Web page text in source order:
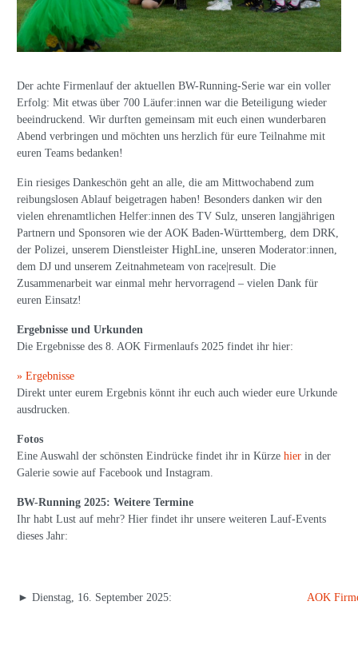
Der achte Firmenlauf der aktuellen BW-Running-Serie war ein voller
Erfolg: Mit etwas über 700 Läufer:innen war die Beteiligung wieder
beeindruckend. Wir durften gemeinsam mit euch einen wunderbaren
Abend verbringen und möchten uns herzlich für eure Teilnahme mit
euren Teams bedanken!
Ein riesiges Dankeschön geht an alle, die am Mittwochabend zum
reibungslosen Ablauf beigetragen haben! Besonders danken wir den
vielen ehrenamtlichen Helfer:innen des TV Sulz, unseren langjährigen
Partnern und Sponsoren wie der AOK Baden-Württemberg, dem DRK,
der Polizei, unserem Dienstleister HighLine, unseren Moderator:innen,
dem DJ und unserem Zeitnahmeteam von race|result. Die
Zusammenarbeit war einmal mehr hervorragend – vielen Dank für
euren Einsatz!
Ergebnisse und Urkunden
Die Ergebnisse des 8. AOK Firmenlaufs 2025 findet ihr hier:
» Ergebnisse
Direkt unter eurem Ergebnis könnt ihr euch auch wieder eure Urkunde
ausdrucken.
Fotos
Eine Auswahl der schönsten Eindrücke findet ihr in Kürze hier in der
Galerie sowie auf Facebook und Instagram.
BW-Running 2025: Weitere Termine
Ihr habt Lust auf mehr? Hier findet ihr unsere weiteren Lauf-Events
dieses Jahr:
► Dienstag, 16. September 2025: AOK